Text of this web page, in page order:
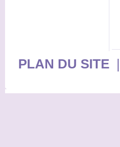
PLAN DU SITE|